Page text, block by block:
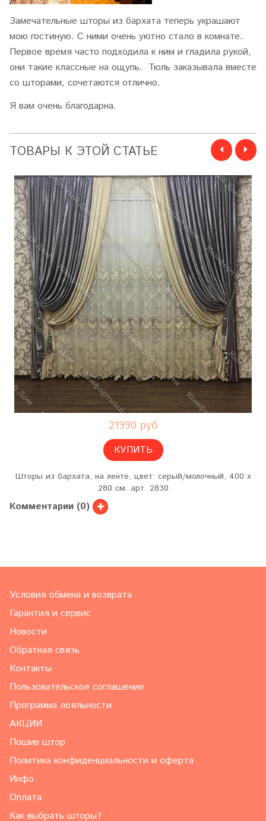
Замечательные шторы из бархата теперь украшают
мою гостиную. С ними очень уютно стало в комнате.
Первое время часто подходила к ним и гладила рукой,
они такие классные на ощупь. Тюль заказывала вместе
со шторами, сочетаются отлично.
Я вам очень благодарна.
ТОВАРЫ К ЭТОЙ СТАТЬЕ
21990 руб
КУПИТЬ
Шторы из бархата, на ленте, цвет: серый/молочный, 400 х
280 см. арт. 2830
Комментарии (0)
Условия обмена и возврата
Гарантия и сервис
Новости
Обратная связь
Контакты
Пользовательское соглашение
Программа лояльности
АКЦИИ
Пошив штор
Политика конфиденциальности и оферта
Инфо
Оплата
Как выбрать шторы?